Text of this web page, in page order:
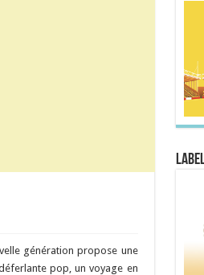
génération propose une
pop, un voyage en